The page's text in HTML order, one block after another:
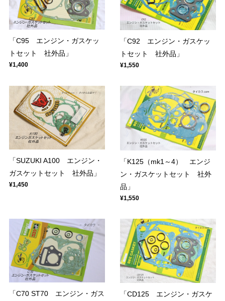
「C95 エンジン・ガスケッ
トセット 社外品」
¥1,400
「C92 エンジン・ガスケッ
トセット 社外品」
¥1,550
「SUZUKI A100 エンジン・
ガスケットセット 社外品」
¥1,450
「K125（mk1～4） エンジ
ン・ガスケットセット 社外
品」
¥1,550
「C70 ST70 エンジン・ガス
「CD125 エンジン・ガスケ